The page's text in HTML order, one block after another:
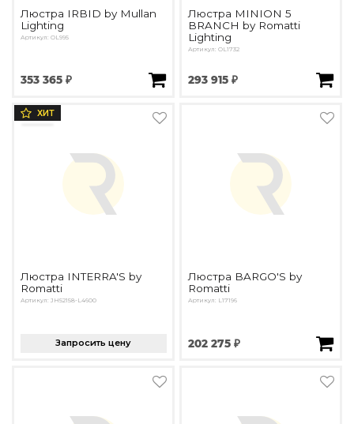
Люстра IRBID by Mullan
Lighting
Артикул: OL995
353 365 ₽
Люстра MINION 5
BRANCH by Romatti
Lighting
Артикул: OL1732
293 915 ₽
ХИТ
Люстра INTERRA'S by
Romatti
Артикул: JH52158-L4600
Запросить цену
Люстра BARGO'S by
Romatti
Артикул: L17196
202 275 ₽